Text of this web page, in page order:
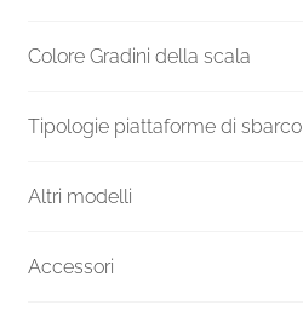
Colore Gradini della scala
Tipologie piattaforme di sbarco
Altri modelli
Accessori